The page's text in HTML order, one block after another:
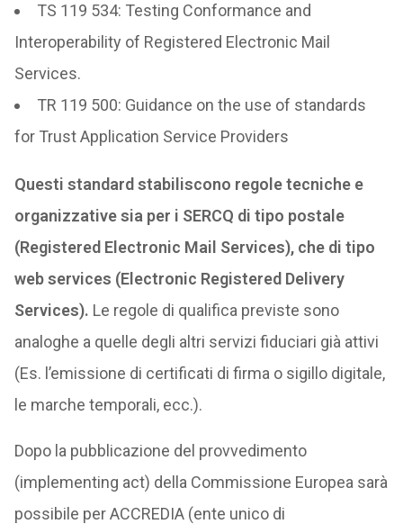
TS 119 534: Testing Conformance and
Interoperability of Registered Electronic Mail
Services.
TR 119 500: Guidance on the use of standards
for Trust Application Service Providers
Questi standard stabiliscono regole tecniche e
organizzative sia per i SERCQ di tipo postale
(Registered Electronic Mail Services), che di tipo
web services (Electronic Registered Delivery
Services). Le regole di qualifica previste sono
analoghe a quelle degli altri servizi fiduciari già attivi
(Es. l’emissione di certificati di firma o sigillo digitale,
le marche temporali, ecc.).
Dopo la pubblicazione del provvedimento
(implementing act) della Commissione Europea sarà
possibile per ACCREDIA (ente unico di